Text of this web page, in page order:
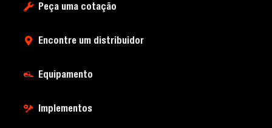
Peça uma cotação
Encontre um distribuidor
Equipamento
Implementos